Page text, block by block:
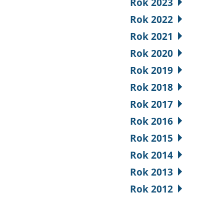
Rok 2022
Rok 2021
Rok 2020
Rok 2019
Rok 2018
Rok 2017
Rok 2016
Rok 2015
Rok 2014
Rok 2013
Rok 2012